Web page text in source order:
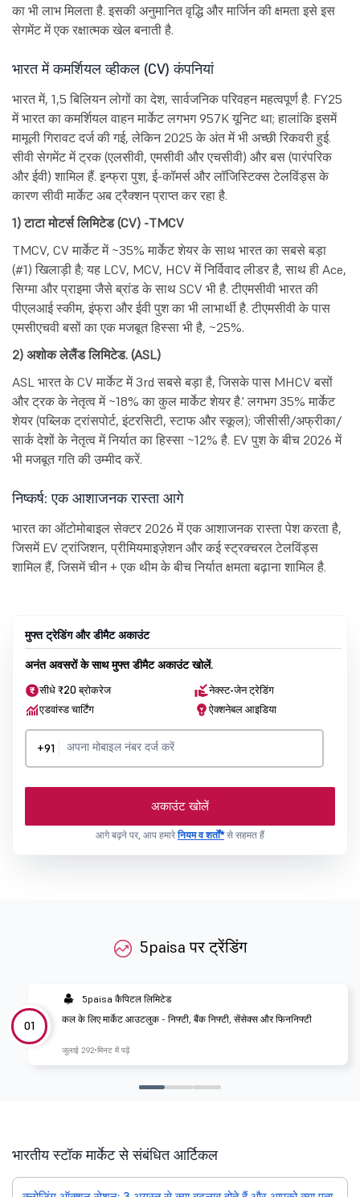
का भी लाभ मिलता है. इसकी अनुमानित वृद्धि और मार्जिन की क्षमता इसे इस
सेगमेंट में एक रक्षात्मक खेल बनाती है.
भारत में कमर्शियल व्हीकल (CV) कंपनियां
भारत में, 1,5 बिलियन लोगों का देश, सार्वजनिक परिवहन महत्वपूर्ण है. FY25
में भारत का कमर्शियल वाहन मार्केट लगभग 957K यूनिट था; हालांकि इसमें
मामूली गिरावट दर्ज की गई, लेकिन 2025 के अंत में भी अच्छी रिकवरी हुई.
सीवी सेगमेंट में ट्रक (एलसीवी, एमसीवी और एचसीवी) और बस (पारंपरिक
और ईवी) शामिल हैं. इन्फ्रा पुश, ई-कॉमर्स और लॉजिस्टिक्स टेलविंड्स के
कारण सीवी मार्केट अब ट्रैक्शन प्राप्त कर रहा है.
1) टाटा मोटर्स लिमिटेड (CV) -TMCV
TMCV, CV मार्केट में ~35% मार्केट शेयर के साथ भारत का सबसे बड़ा
(#1) खिलाड़ी है; यह LCV, MCV, HCV में निर्विवाद लीडर है, साथ ही Ace,
सिग्मा और प्राइमा जैसे ब्रांड के साथ SCV भी है. टीएमसीवी भारत की
पीएलआई स्कीम, इंफ्रा और ईवी पुश का भी लाभार्थी है. टीएमसीवी के पास
एमसीएचवी बसों का एक मजबूत हिस्सा भी है, ~25%.
2) अशोक लेलैंड लिमिटेड. (ASL)
ASL भारत के CV मार्केट में 3rd सबसे बड़ा है, जिसके पास MHCV बसों
और ट्रक के नेतृत्व में ~18% का कुल मार्केट शेयर है.' लगभग 35% मार्केट
शेयर (पब्लिक ट्रांसपोर्ट, इंटरसिटी, स्टाफ और स्कूल); जीसीसी/अफ्रीका/
सार्क देशों के नेतृत्व में निर्यात का हिस्सा ~12% है. EV पुश के बीच 2026 में
भी मजबूत गति की उम्मीद करें.
निष्कर्ष: एक आशाजनक रास्ता आगे
भारत का ऑटोमोबाइल सेक्टर 2026 में एक आशाजनक रास्ता पेश करता है,
जिसमें EV ट्रांजिशन, प्रीमियमाइज़ेशन और कई स्ट्रक्चरल टेलविंड्स
शामिल हैं, जिसमें चीन + एक थीम के बीच निर्यात क्षमता बढ़ाना शामिल है.
मुफ्त ट्रेडिंग और डीमैट अकाउंट
अनंत अवसरों के साथ मुफ्त डीमैट अकाउंट खोलें.
सीधे ₹20 ब्रोकरेज
नेक्स्ट-जेन ट्रेडिंग
एडवांस्ड चार्टिंग
ऐक्शनेबल आइडिया
+91
अकाउंट खोलें
आगे बढ़ने पर, आप हमारेनियम व शर्तों*से सहमत हैं
5paisa पर ट्रेंडिंग
01
5paisa कैपिटल लिमिटेड
कल के लिए मार्केट आउटलुक - निफ्टी, बैंक निफ्टी, सेंसेक्स और फिननिफ्टी
जुलाई 292 मिनट में पढ़ें
भारतीय स्टॉक मार्केट से संबंधित आर्टिकल